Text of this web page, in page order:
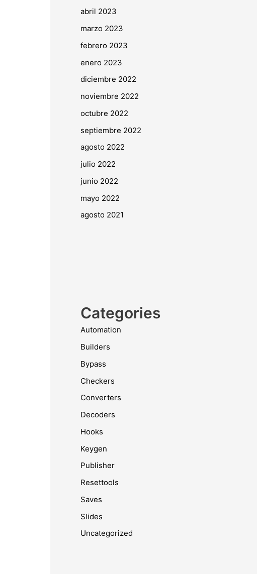
abril 2023
marzo 2023
febrero 2023
enero 2023
diciembre 2022
noviembre 2022
octubre 2022
septiembre 2022
agosto 2022
julio 2022
junio 2022
mayo 2022
agosto 2021
Categories
Automation
Builders
Bypass
Checkers
Converters
Decoders
Hooks
Keygen
Publisher
Resettools
Saves
Slides
Uncategorized